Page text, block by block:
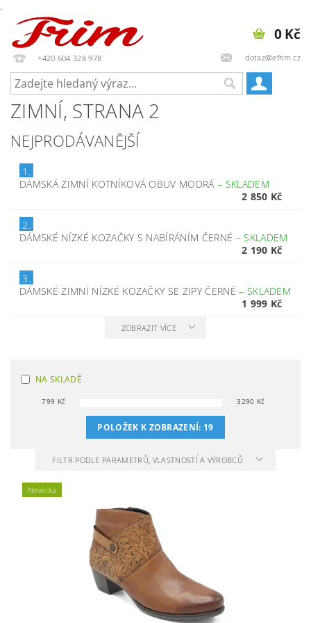
.
+420 604 328 978 dotaz@efrim.cz
0 Kč
ZIMNÍ, STRANA 2
NEJPRODÁVANĚJŠÍ
1.
DÁMSKÁ ZIMNÍ KOTNÍKOVÁ OBUV MODRÁ– SKLADEM
2 850 Kč
2.
DÁMSKÉ NÍZKÉ KOZAČKY S NABÍRÁNÍM ČERNÉ –SKLADEM
2 190 Kč
3.
DÁMSKÉ ZIMNÍ NÍZKÉ KOZAČKY SE ZIPY ČERNÉ– SKLADEM
1 999 Kč
ZOBRAZIT VÍCE
NA SKLADĚ
799 Kč 3290 Kč
POLOŽEK K ZOBRAZENÍ: 19
FILTR PODLE PARAMETRŮ, VLASTNOSTÍ A VÝROBCŮ
Novinka